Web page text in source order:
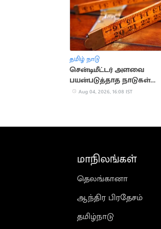
தமிழ் நாடு
சென்டிமீட்டர் அளவை
பயன்படுத்தாத நாடுகள்
தெரியுமா?
Aug 04, 2026, 16:08 IST
மாநிலங்கள்
தெலங்கானா
ஆந்திர பிரதேசம்
தமிழ்நாடு